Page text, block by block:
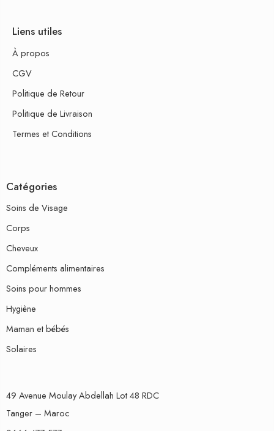
Liens utiles
À propos
CGV
Politique de Retour
Politique de Livraison
Termes et Conditions
Catégories
Soins de Visage
Corps
Cheveux
Compléments alimentaires
Soins pour hommes
Hygiène
Maman et bébés
Solaires
49 Avenue Moulay Abdellah Lot 48 RDC
Tanger – Maroc